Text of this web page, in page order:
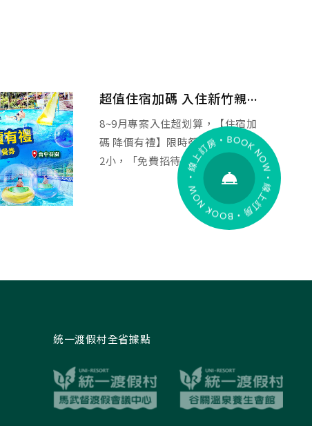
超值住宿加碼 入住新竹親子飯店 降價有禮高CP享受
8~9月專案入住超划算，【住宿加
碼 降價有禮】限時祭出2大入住送
2小，「免費招待兩位兒童入住...
統一渡假村全省據點